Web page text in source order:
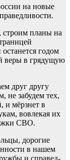
на новые
строим планы на
годом
веры в грядущую
друг другу
не забудем тех,
и мёрзнет в
вовлекая их
СВО.
дорогие
в нашем